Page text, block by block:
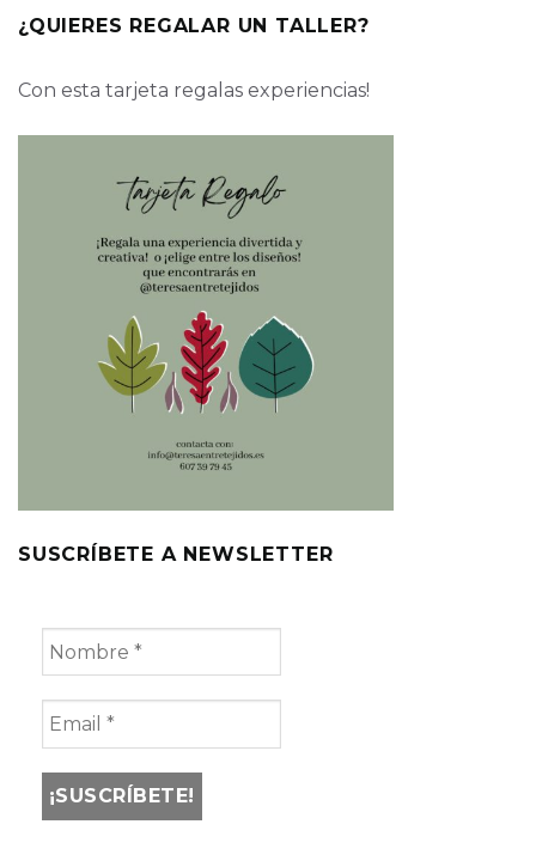
¿QUIERES REGALAR UN TALLER?
Con esta tarjeta regalas experiencias!
SUSCRÍBETE A NEWSLETTER